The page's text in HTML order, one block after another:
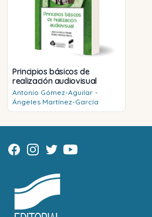
Principios básicos de
realización audiovisual
Antonio Gómez-Aguilar -
Ángeles Martínez-García